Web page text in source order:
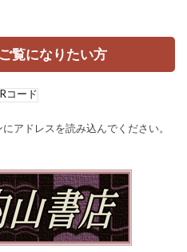
覧になりたい方
アドレスを読み込んでください。